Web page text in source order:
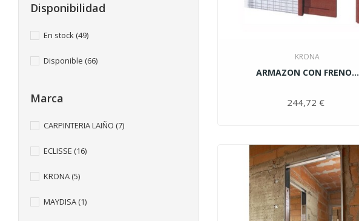
Disponibilidad
En stock (49)
Disponible (66)
Marca
CARPINTERIA LAIÑO (7)
ECLISSE (16)
KRONA (5)
MAYDISA (1)
KRONA
ARMAZON CON FRENO...
244,72 €